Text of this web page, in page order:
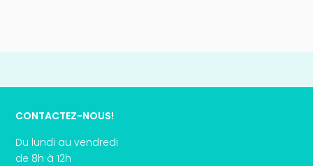
CONTACTEZ-NOUS!
Du lundi au vendredi
de 8h à 12h